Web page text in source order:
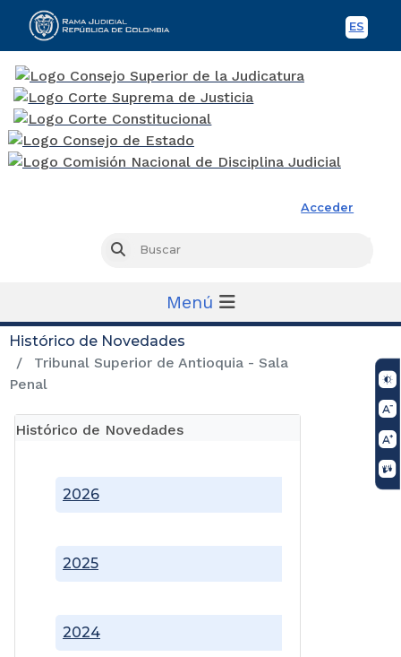
ES
Acceder
Buscar
Menú
Histórico de Novedades
Tribunal Superior de Antioquia - Sala
Penal
Histórico de Novedades
2024
2025
2026